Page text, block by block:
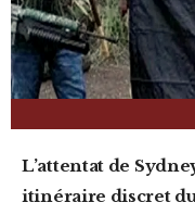
L’attentat de Sydney a mis en lumière un
itinéraire discret